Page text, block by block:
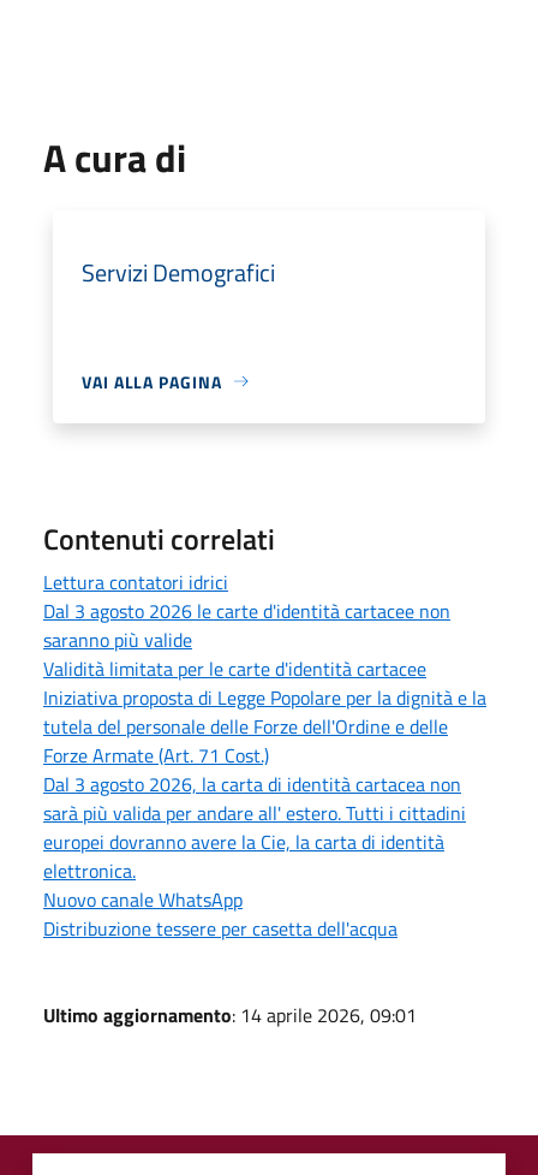
A cura di
Servizi Demografici
VAI ALLA PAGINA
Contenuti correlati
Lettura contatori idrici
Dal 3 agosto 2026 le carte d'identità cartacee non
saranno più valide
Validità limitata per le carte d'identità cartacee
Iniziativa proposta di Legge Popolare per la dignità e la
tutela del personale delle Forze dell'Ordine e delle
Forze Armate (Art. 71 Cost.)
Dal 3 agosto 2026, la carta di identità cartacea non
sarà più valida per andare all' estero. Tutti i cittadini
europei dovranno avere la Cie, la carta di identità
elettronica.
Nuovo canale WhatsApp
Distribuzione tessere per casetta dell'acqua
Ultimo aggiornamento: 14 aprile 2026, 09:01